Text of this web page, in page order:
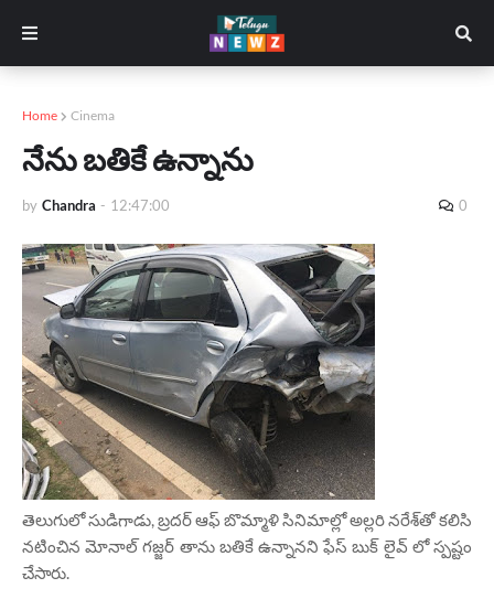
Home Cinema
నేను బతికే ఉన్నాను
by Chandra - 12:47:00 0
తెలుగులో సుడిగాడు, బ్రదర్‌ ఆఫ్‌ బొమ్మాళి సినిమాల్లో అల్లరి నరేశ్‌తో కలిసి
నటించిన మోనాల్‌ గజ్జర్‌ తాను బతికే ఉన్నానని ఫేస్ బుక్ లైవ్ లో స్పష్టం
చేసారు.